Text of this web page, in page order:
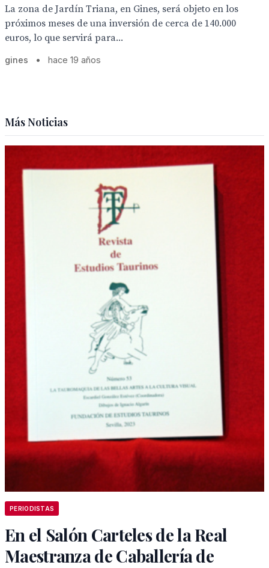
La zona de Jardín Triana, en Gines, será objeto en los
próximos meses de una inversión de cerca de 140.000
euros, lo que servirá para...
gines • hace 19 años
Más Noticias
PERIODISTAS
En el Salón Carteles de la Real
Maestranza de Caballería de